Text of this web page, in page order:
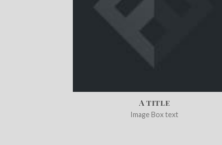
A title
Image Box text